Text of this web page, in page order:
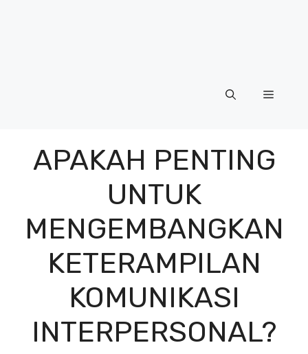
Menu
APAKAH PENTING
UNTUK
MENGEMBANGKAN
KETERAMPILAN
KOMUNIKASI
INTERPERSONAL?